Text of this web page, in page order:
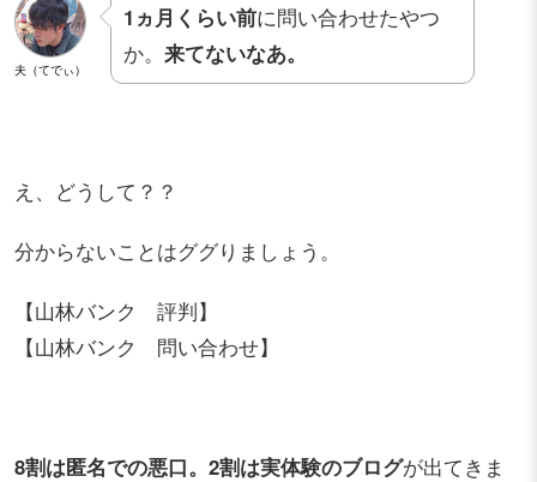
夫（てでぃ）
1ヵ月くらい前に問い合わせたやつ
か。 来てないなあ。
え、どうして？？
分からないことはググりましょう。
【山林バンク 評判】
【山林バンク 問い合わせ】
8割は匿名での悪口。2割は実体験のブログが出てきま